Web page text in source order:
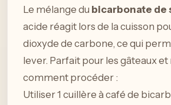
Le mélange du bicarbonate de
acide réagit lors de la cuisson
dioxyde de carbone, ce qui
lever. Parfait pour les gâteaux
comment procéder :
Utiliser 1 cuillère à café de